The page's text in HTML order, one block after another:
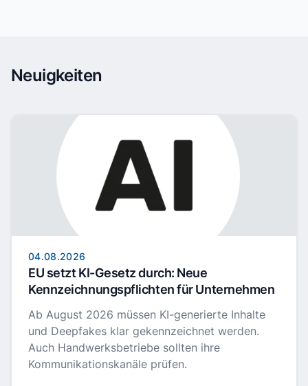
Neuigkeiten
04.08.2026
EU setzt KI-Gesetz durch: Neue
Kennzeichnungspflichten für Unternehmen
Ab August 2026 müssen KI-generierte Inhalte
und Deepfakes klar gekennzeichnet werden.
Auch Handwerksbetriebe sollten ihre
Kommunikationskanäle prüfen.